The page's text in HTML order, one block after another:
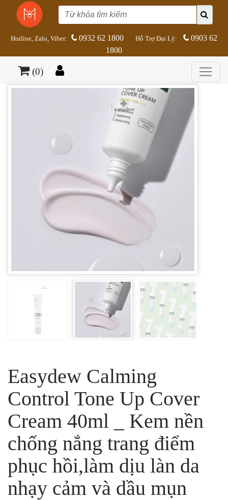
Hotline, Zalo, Viber: 0932 62 1800 Hỗ Trợ Đại Lý:
0903 62
1800
(0)
Easydew Calming
Control Tone Up Cover
Cream 40ml _ Kem nền
chống nắng trang điểm
phục hồi,làm dịu làn da
nhạy cảm và dầu mụn